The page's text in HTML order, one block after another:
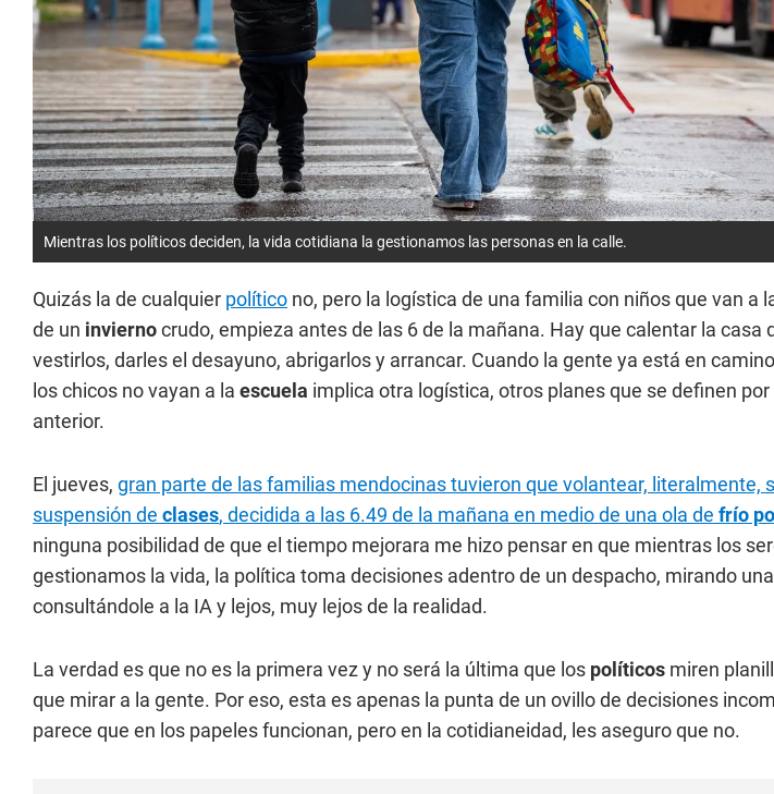
Mientras los políticos deciden, la vida cotidiana la gestionamos las personas en la calle.
Quizás la de cualquier político no, pero la logística de una familia con niños que van a
de un inviernocrudo, empieza antes de las 6 de la mañana. Hay que calentar la casa
vestirlos, darles el desayuno, abrigarlos y arrancar. Cuando la gente ya está en
los chicos no vayan a la escuela implica otra logística, otros planes que se definen
anterior.
El jueves, gran parte de las familias mendocinas tuvieron que volantear, literalmente,
suspensión de clases, decidida a las 6.49 de la mañana en medio de una ola de frío
ninguna posibilidad de que el tiempo mejorara me hizo pensar en que mientras los
gestionamos la vida, la política toma decisiones adentro de un despacho, mirando
consultándole a la IA y lejos, muy lejos de la realidad.
La verdad es que no es la primera vez y no será la última que los políticos miren
que mirar a la gente. Por eso, esta es apenas la punta de un ovillo de decisiones
parece que en los papeles funcionan, pero en la cotidianeidad, les aseguro que no.